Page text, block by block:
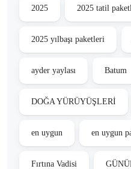
2025 2025 tatil
2025 yılbaşı paketleri
ayder yaylası Batum
DOĞA YÜRÜYÜŞLERİ
en uygun en uygun
Fırtına Vadisi